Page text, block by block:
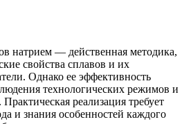
натрием — действенная методика,
свойства сплавов и их
Однако ее эффективность
технологических режимов и
реализация требует
и знания особенностей каждого